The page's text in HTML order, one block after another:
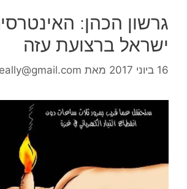
גרשון הכהן:
ישראל ברצועת עזה
16 ביוני 2017 מאת